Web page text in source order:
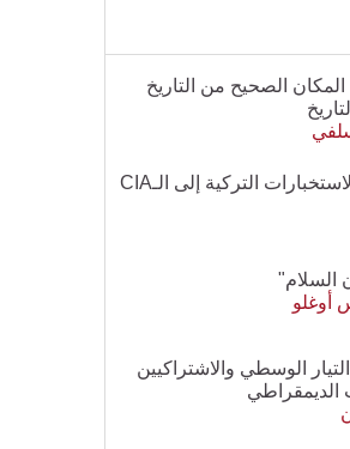
الصحيح من التاريخ
رسالة من الاستخبارات التركية إلى الـCIA
السلام"
أوغلو
الوسطي والاشتراكيين
الديمقراطي